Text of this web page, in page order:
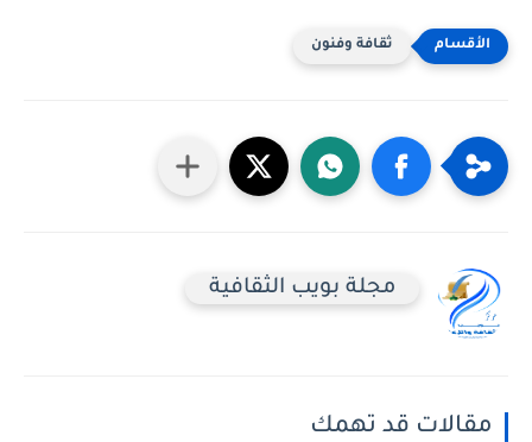
ثقافة وفنون
مجلة بويب الثقافية
مقالات قد تهمك